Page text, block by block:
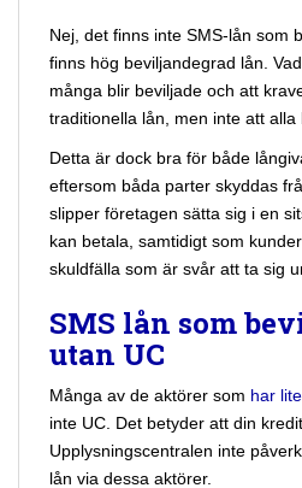
Nej, det finns inte SMS-lån som
finns hög beviljandegrad lån.
många blir beviljade och att
traditionella lån, men inte att alla
Detta är dock bra för både
eftersom båda parter skyddas
slipper företagen sätta sig i en
kan betala, samtidigt som
skuldfälla som är svår att ta sig
SMS lån som
utan UC
Många av de aktörer som har
inte UC. Det betyder att din
Upplysningscentralen inte
lån via dessa aktörer.